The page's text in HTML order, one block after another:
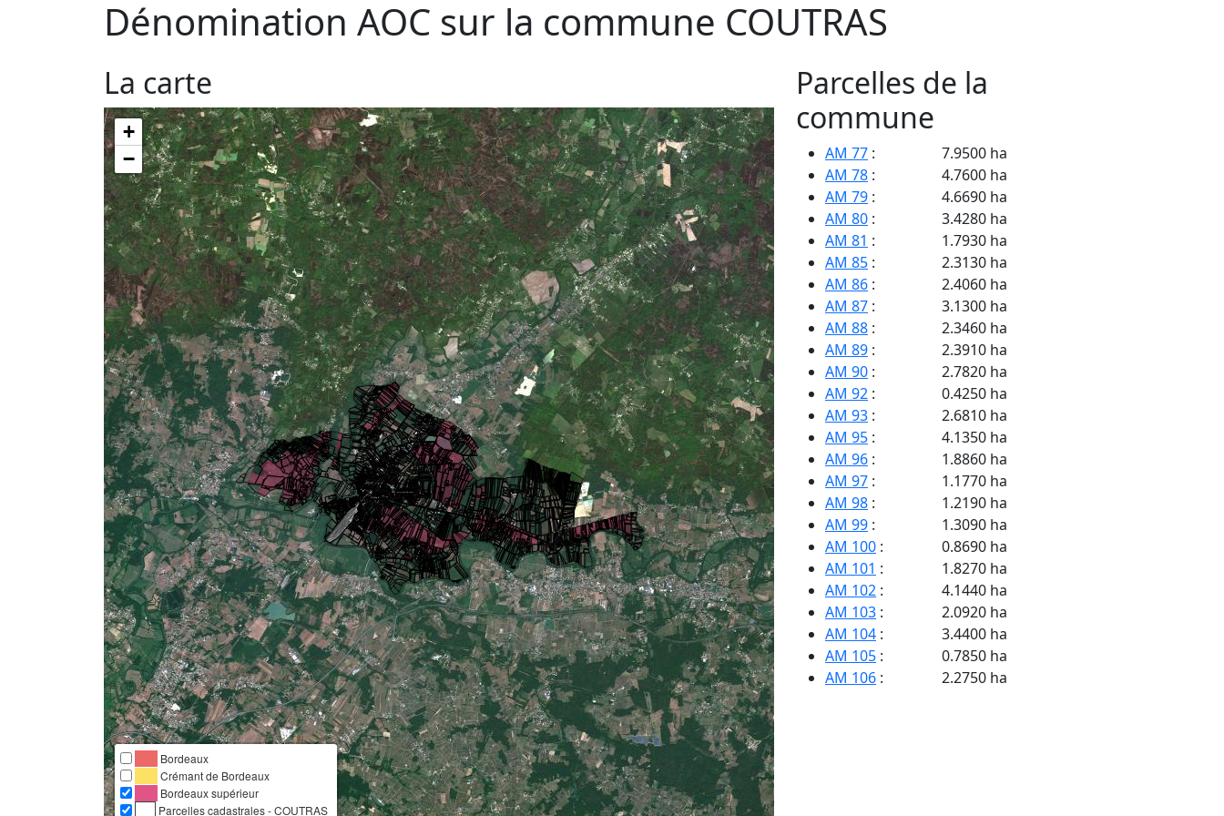
Dénomination AOC sur la commune COUTRAS
La carte
+
−
Bordeaux
Crémant de Bordeaux
Bordeaux supérieur
Parcelles cadastrales - COUTRAS
Parcelles de la
commune
AM 77 :
7.9500 ha
AM 78 :
4.7600 ha
AM 79 :
4.6690 ha
AM 80 :
3.4280 ha
AM 81 :
1.7930 ha
AM 85 :
2.3130 ha
AM 86 :
2.4060 ha
AM 87 :
3.1300 ha
AM 88 :
2.3460 ha
AM 89 :
2.3910 ha
AM 90 :
2.7820 ha
AM 92 :
0.4250 ha
AM 93 :
2.6810 ha
AM 95 :
4.1350 ha
AM 96 :
1.8860 ha
AM 97 :
1.1770 ha
AM 98 :
1.2190 ha
AM 99 :
1.3090 ha
AM 100 :
0.8690 ha
AM 101 :
1.8270 ha
AM 102 :
4.1440 ha
AM 103 :
2.0920 ha
AM 104 :
3.4400 ha
AM 105 :
0.7850 ha
AM 106 :
2.2750 ha